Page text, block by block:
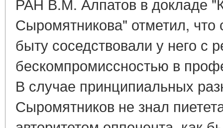
Сыромятникова" отметил, что
быту соседствовали у него с
бескомпромиссностью в
В случае принципиальных
Сыромятников не знал